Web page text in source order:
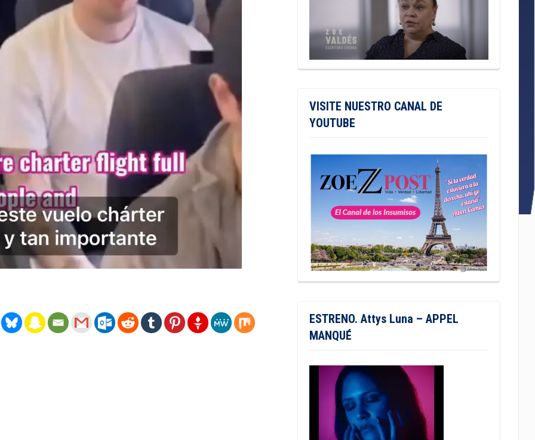
VISITE NUESTRO CANAL DE
YOUTUBE
ESTRENO. Attys Luna – APPEL
MANQUÉ